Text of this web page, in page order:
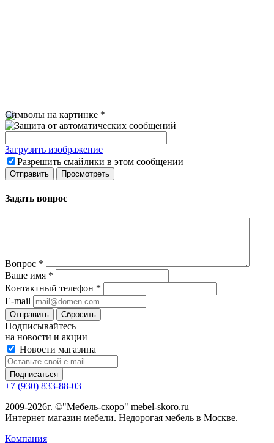
Символы на картинке *
Загрузить изображение
Разрешить смайлики в этом сообщении
Задать вопрос
Вопрос *
Ваше имя *
Контактный телефон *
E-mail
Сбросить
Подписывайтесь
на новости и акции
Новости магазина
+7 (930) 833-88-03
2009-2026г. ©"Мебель-скоро" mebel-skoro.ru
Интернет магазин мебели. Недорогая мебель в Москве.
Компания